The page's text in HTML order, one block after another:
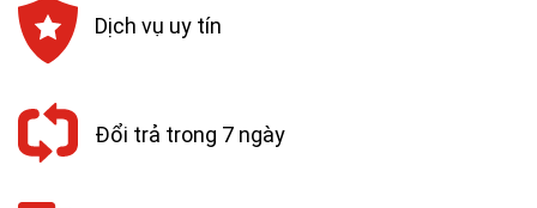
Dịch vụ uy tín
Đổi trả trong 7 ngày